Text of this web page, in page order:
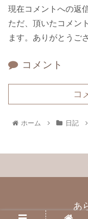
現在コメントへの返
ただ、頂いたコメン
ます。ありがとうご
コメント
コ
ホーム 日記
あ